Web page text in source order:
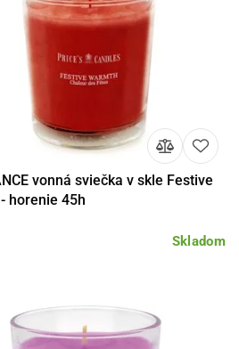
Detail Do košíka
vonná sviečka v skle Festive
horenie 45h
Skladom